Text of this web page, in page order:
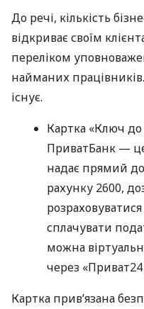
До речі, кількість
відкриває своїм
переліком
найманих
існує.
Картка «Ключ до
ПриватБанк —
надає прямий
рахунку 2600,
сплачувати
можна
через «Приват24
Картка прив’язана